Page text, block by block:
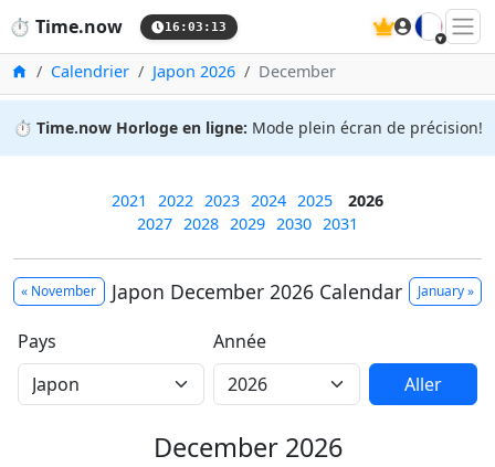
⏱️ Time.now 16:03:13 🇫🇷
Accueil
Calendrier Japon 2026 December
⏱️ Time.now Horloge en ligne: Mode plein écran de précision!
2021 2022 2023 2024 2025
2026
2027 2028 2029 2030 2031
« November Japon December 2026 Calendar January »
Pays
Année
Aller
December 2026